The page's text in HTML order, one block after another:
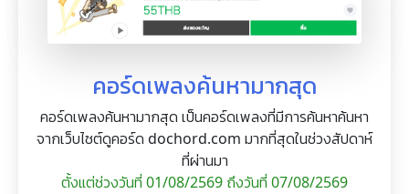
คอร์ดเพลงค้นหามากสุด
คอร์ดเพลงค้นหามากสุด เป็นคอร์ดเพลงที่มีการค้นหาค้นหา
จากเว็บไซต์ดูคอร์ด dochord.com มากที่สุดในช่วงสัปดาห์
ที่ผ่านมา
ตั้งแต่ช่วงวันที่ 01/08/2569 ถึงวันที่ 07/08/2569